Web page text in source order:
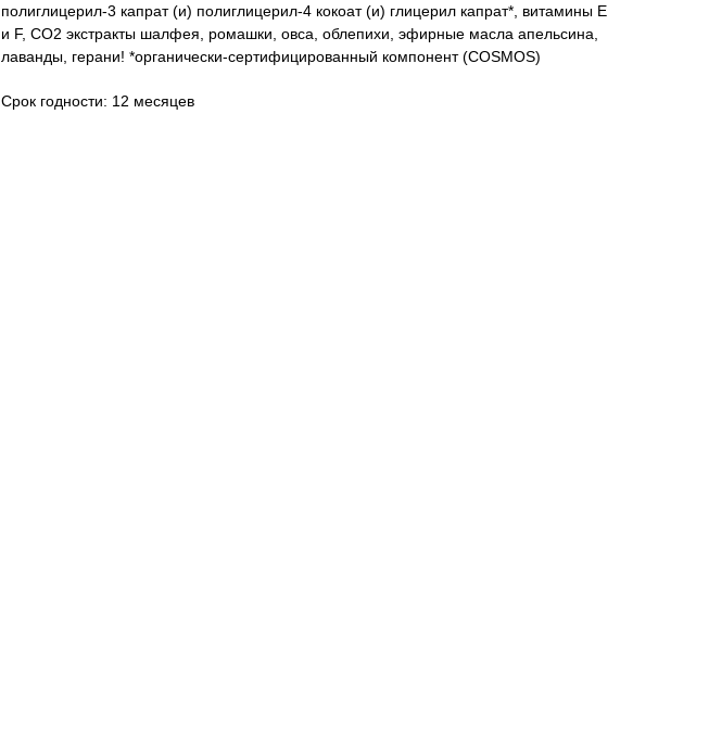
полиглицерил-3 капрат (и) полиглицерил-4 кокоат (и) глицерил капрат*, витамины Е
и F, СО2 экстракты шалфея, ромашки, овса, облепихи, эфирные масла апельсина,
лаванды, герани! *органически-сертифицированный компонент (COSMOS)
Срок годности: 12 месяцев